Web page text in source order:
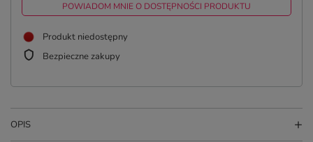
POWIADOM MNIE O DOSTĘPNOŚCI PRODUKTU
Produkt niedostępny
Bezpieczne zakupy
OPIS